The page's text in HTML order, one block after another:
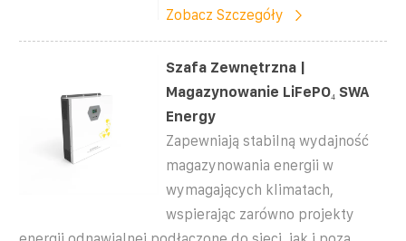
Zobacz Szczegóły
Szafa Zewnętrzna |
Magazynowanie LiFePO₄ SWA
Energy
Zapewniają stabilną wydajność
magazynowania energii w
wymagających klimatach,
wspierając zarówno projekty